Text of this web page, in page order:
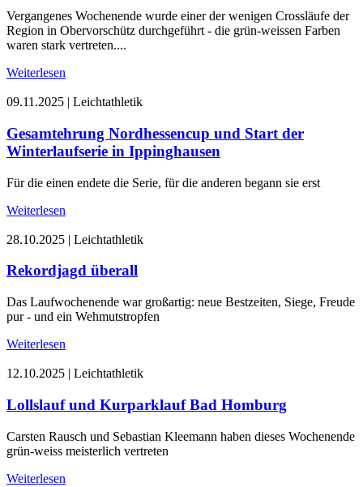
Vergangenes Wochenende wurde einer der wenigen Crossläufe der
Region in Obervorschütz durchgeführt - die grün-weissen Farben
waren stark vertreten....
Weiterlesen
09.11.2025 | Leichtathletik
Gesamtehrung Nordhessencup und Start der
Winterlaufserie in Ippinghausen
Für die einen endete die Serie, für die anderen begann sie erst
Weiterlesen
28.10.2025 | Leichtathletik
Rekordjagd überall
Das Laufwochenende war großartig: neue Bestzeiten, Siege, Freude
pur - und ein Wehmutstropfen
Weiterlesen
12.10.2025 | Leichtathletik
Lollslauf und Kurparklauf Bad Homburg
Carsten Rausch und Sebastian Kleemann haben dieses Wochenende
grün-weiss meisterlich vertreten
Weiterlesen